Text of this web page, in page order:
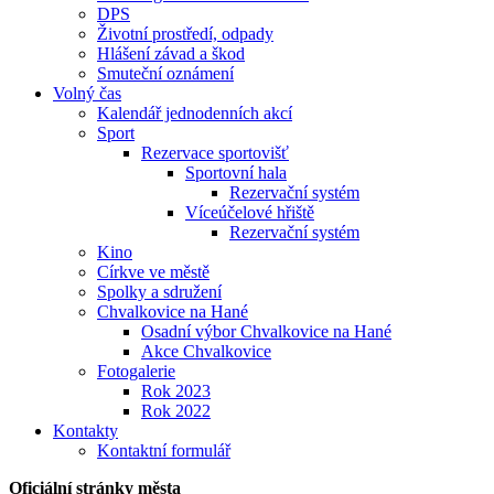
DPS
Životní prostředí, odpady
Hlášení závad a škod
Smuteční oznámení
Volný čas
Kalendář jednodenních akcí
Sport
Rezervace sportovišť
Sportovní hala
Rezervační systém
Víceúčelové hřiště
Rezervační systém
Kino
Církve ve městě
Spolky a sdružení
Chvalkovice na Hané
Osadní výbor Chvalkovice na Hané
Akce Chvalkovice
Fotogalerie
Rok 2023
Rok 2022
Kontakty
Kontaktní formulář
Oficiální stránky města